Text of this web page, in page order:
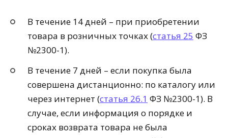
В течение 14 дней – при приобретении
товара в розничных точках (статья 25 ФЗ
№2300-1).
В течение 7 дней – если покупка была
совершена дистанционно: по каталогу или
через интернет (статья 26.1 ФЗ №2300-1). В
случае, если информация о порядке и
сроках возврата товара не была